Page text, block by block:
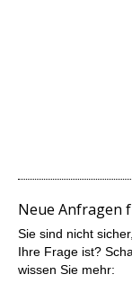
Neue Anfragen
Sie sind nicht
Ihre Frage ist?
wissen Sie mehr: